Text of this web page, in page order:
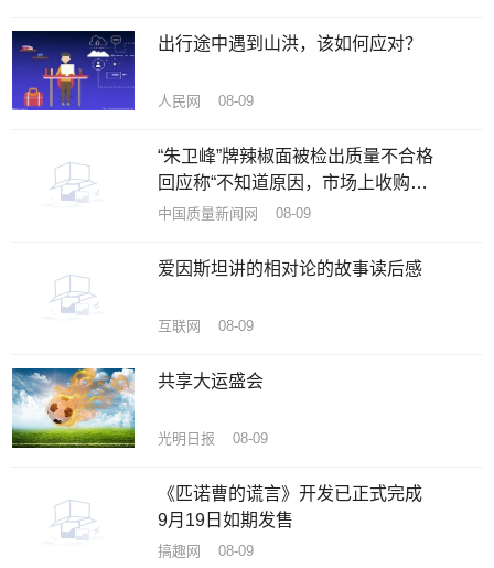
出行途中遇到山洪，该如何应对？
人民网 08-09
“朱卫峰”牌辣椒面被检出质量不合格
回应称“不知道原因，市场上收购的
辣椒”
中国质量新闻网 08-09
爱因斯坦讲的相对论的故事读后感
互联网 08-09
共享大运盛会
光明日报 08-09
《匹诺曹的谎言》开发已正式完成
9月19日如期发售
搞趣网 08-09